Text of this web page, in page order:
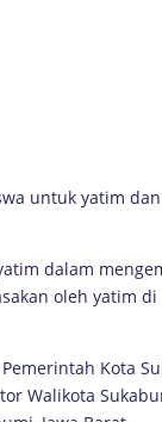
untuk yatim
dalam
oleh yatim di
Kota
Walikota